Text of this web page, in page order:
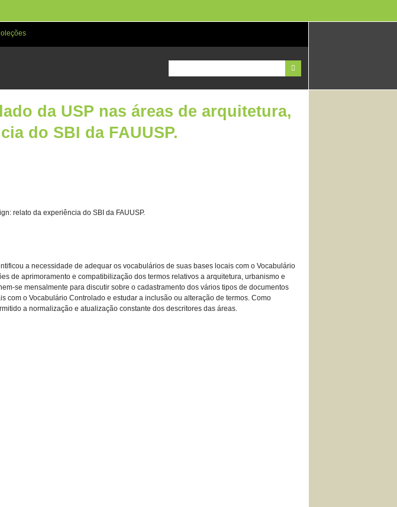
da USP nas áreas de arquitetura,
do SBI da FAUUSP.
relato da experiência do SBI da FAUUSP.
a necessidade de adequar os vocabulários de suas bases locais com o Vocabulário
de aprimoramento e compatibilização dos termos relativos a arquitetura, urbanismo e
se mensalmente para discutir sobre o cadastramento dos vários tipos de documentos
o Vocabulário Controlado e estudar a inclusão ou alteração de termos. Como
a normalização e atualização constante dos descritores das áreas.